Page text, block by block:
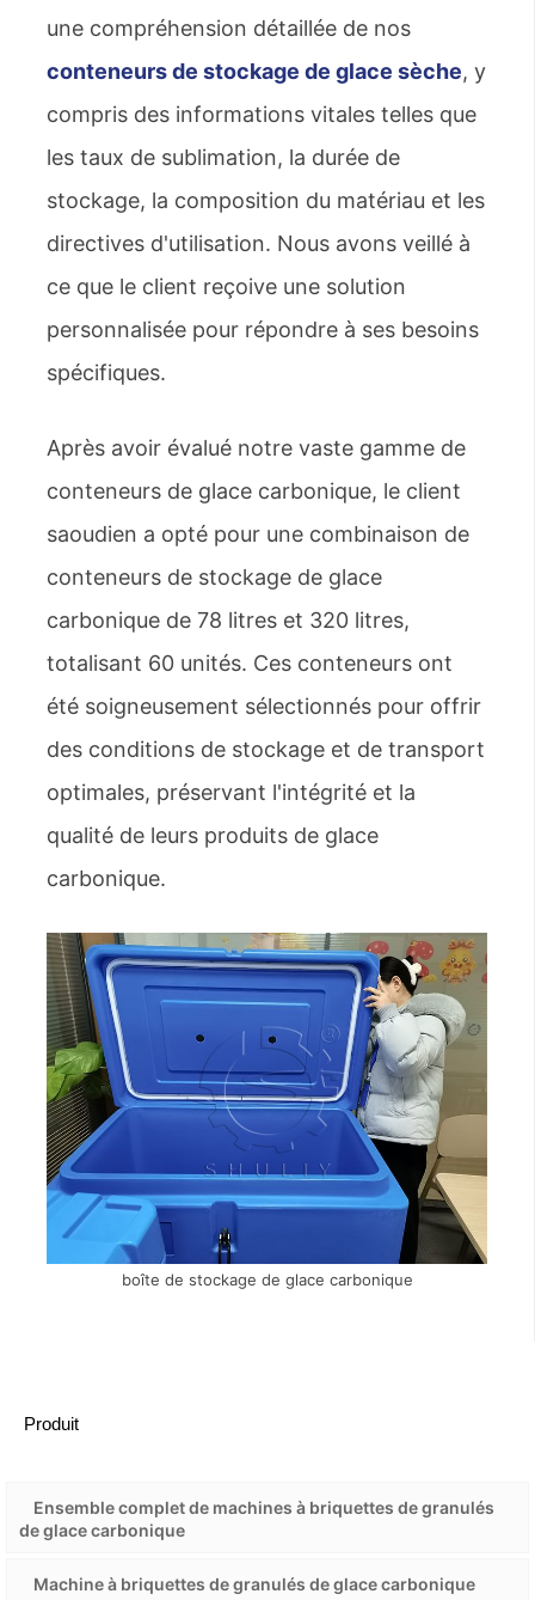
une compréhension détaillée de nos
conteneurs de stockage de glace sèche, y
compris des informations vitales telles que
les taux de sublimation, la durée de
stockage, la composition du matériau et les
directives d'utilisation. Nous avons veillé à
ce que le client reçoive une solution
personnalisée pour répondre à ses besoins
spécifiques.
Après avoir évalué notre vaste gamme de
conteneurs de glace carbonique, le client
saoudien a opté pour une combinaison de
conteneurs de stockage de glace
carbonique de 78 litres et 320 litres,
totalisant 60 unités. Ces conteneurs ont
été soigneusement sélectionnés pour offrir
des conditions de stockage et de transport
optimales, préservant l'intégrité et la
qualité de leurs produits de glace
carbonique.
boîte de stockage de glace carbonique
Produit
Ensemble complet de machines à briquettes de granulés
de glace carbonique
Machine à briquettes de granulés de glace carbonique